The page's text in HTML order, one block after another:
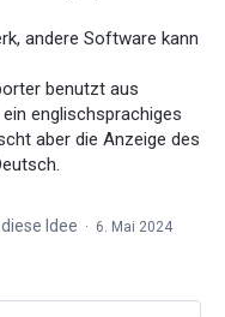
andere Software kann
benutzt aus
englischsprachiges
aber die Anzeige des
Idee · 6. Mai 2024